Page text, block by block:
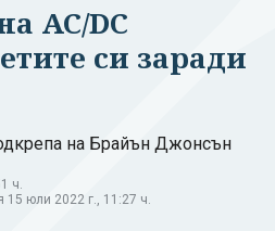
AC/DC
си заради
на Брайън Джонсън
ч.
15 юли 2022 г., 11:27 ч.